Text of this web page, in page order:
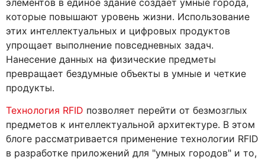
которые повышают уровень жизни. Использование
этих интеллектуальных и цифровых продуктов
упрощает выполнение повседневных задач.
Нанесение данных на физические предметы
превращает бездумные объекты в умные и четкие
продукты.
Технология RFID позволяет перейти от безмозглых
предметов к интеллектуальной архитектуре. В этом
блоге рассматривается применение технологии RFID
в разработке приложений для "умных городов" и то,